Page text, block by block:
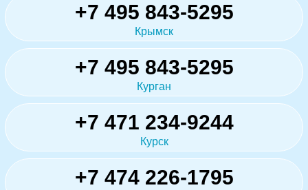
+7 495 843-5295
Крымск
+7 495 843-5295
Курган
+7 471 234-9244
Курск
+7 474 226-1795